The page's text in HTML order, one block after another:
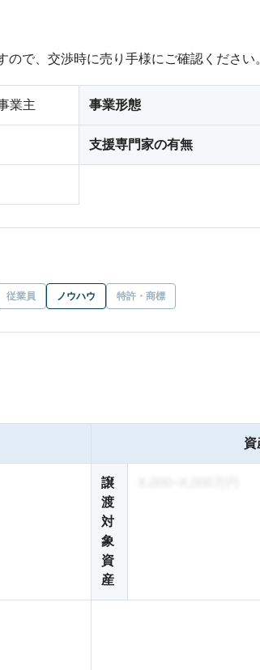
ので、交渉時に売り手様にご確認ください
業主 事業形態
支援専門家の有無
従業員 ノウハウ 特許・商標
資
譲
渡
対
象
資
産